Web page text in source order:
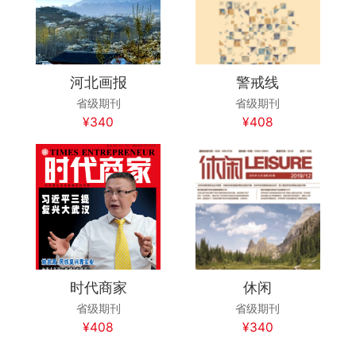
河北画报
省级期刊
¥340
警戒线
省级期刊
¥408
时代商家
省级期刊
¥408
休闲
省级期刊
¥340